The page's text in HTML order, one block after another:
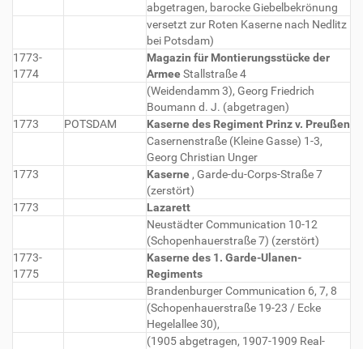
abgetragen, barocke Giebelbekrönung
versetzt zur Roten Kaserne nach Nedlitz
bei Potsdam)
1773-
1774
Magazin für Montierungsstücke der
ArmeeStallstraße 4
(Weidendamm 3), Georg Friedrich
Boumann d. J. (abgetragen)
1773
POTSDAM
Kaserne des Regiment Prinz v. Preußen
Casernenstraße (Kleine Gasse) 1-3,
Georg Christian Unger
1773
Kaserne , Garde-du-Corps-Straße 7
(zerstört)
1773
Lazarett
Neustädter Communication 10-12
(Schopenhauerstraße 7) (zerstört)
1773-
1775
Kaserne des 1. Garde-Ulanen-
Regiments
Brandenburger Communication 6, 7, 8
(Schopenhauerstraße 19-23 / Ecke
Hegelallee 30),
(1905 abgetragen, 1907-1909 Real-